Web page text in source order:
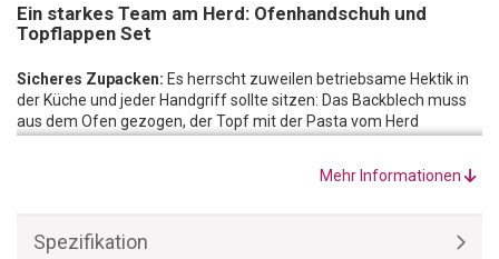
Ein starkes Team am Herd: Ofenhandschuh und
Topflappen Set
Sicheres Zupacken: Es herrscht zuweilen betriebsame Hektik in
der Küche und jeder Handgriff sollte sitzen: Das Backblech muss
aus dem Ofen gezogen, der Topf mit der Pasta vom Herd
hochwertigem Baumwoll-Polyester-Gewebe in Dunkelgrau mit
auf der Rückseite des Topflappens sorgt dafür, dass Sie alle
Mehr Informationen
Spezifikation